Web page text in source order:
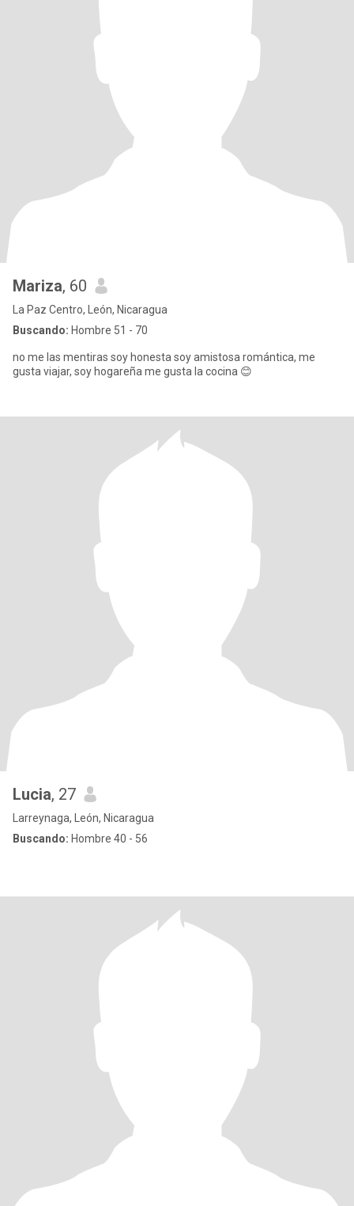
Mariza, 60
La Paz Centro, León, Nicaragua
Buscando: Hombre 51 - 70
no me las mentiras soy honesta soy amistosa romántica, me
gusta viajar, soy hogareña me gusta la cocina 😊
Lucia, 27
Larreynaga, León, Nicaragua
Buscando: Hombre 40 - 56